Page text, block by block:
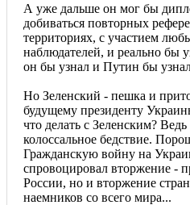
А уже дальше он мог бы
добиваться повторных
территориях, с участием
наблюдателей, и реально
он бы узнал и Путин бы
Но Зеленский - пешка и
будущему президенту
что делать с Зеленским?
колоссальное бедствие.
Гражданскую войну на
спровоцировал вторжение -
России, но и вторжение
наемников со всего мира...